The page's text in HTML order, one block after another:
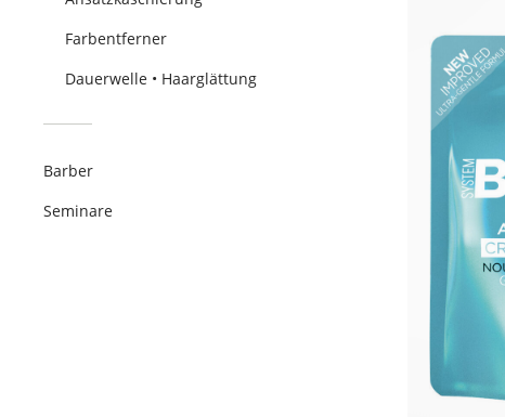
Farbentferner
Dauerwelle • Haarglättung
Barber
Seminare